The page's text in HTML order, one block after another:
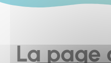
La page